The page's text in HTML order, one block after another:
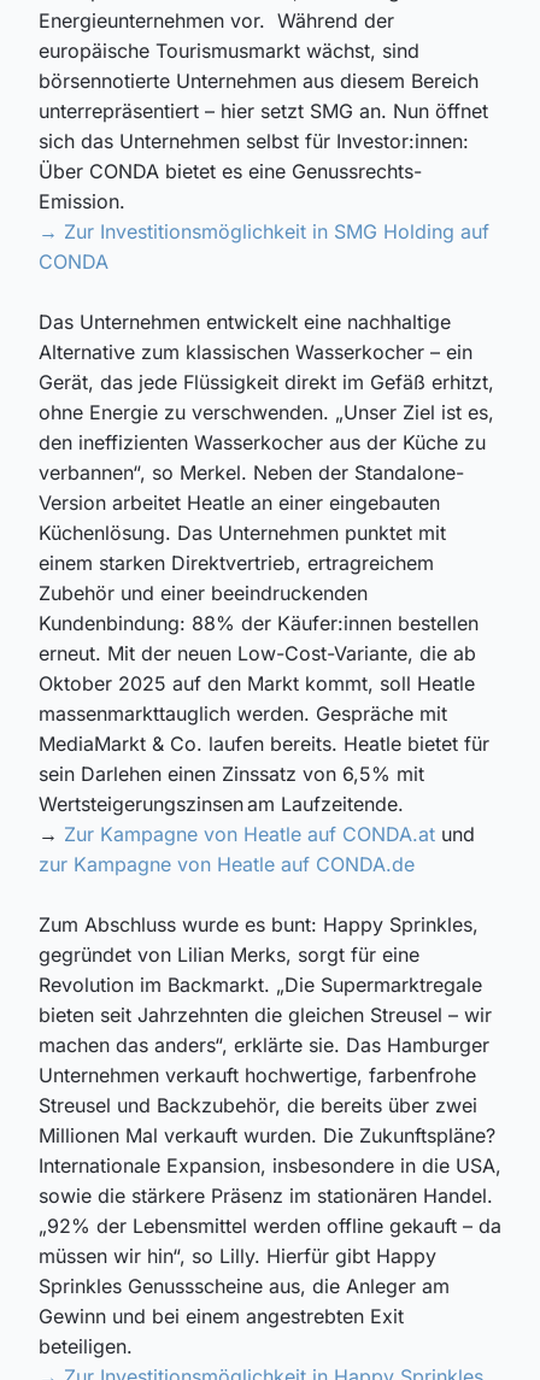
Energieunternehmen vor. Während der
europäische Tourismusmarkt wächst, sind
börsennotierte Unternehmen aus diesem Bereich
unterrepräsentiert – hier setzt SMG an. Nun öffnet
sich das Unternehmen selbst für Investor:innen:
Über CONDA bietet es eine Genussrechts-
Emission.
→ Zur Investitionsmöglichkeit in SMG Holding auf
CONDA
Das Unternehmen entwickelt eine nachhaltige
Alternative zum klassischen Wasserkocher – ein
Gerät, das jede Flüssigkeit direkt im Gefäß erhitzt,
ohne Energie zu verschwenden. „Unser Ziel ist es,
den ineffizienten Wasserkocher aus der Küche zu
verbannen“, so Merkel. Neben der Standalone-
Version arbeitet Heatle an einer eingebauten
Küchenlösung. Das Unternehmen punktet mit
einem starken Direktvertrieb, ertragreichem
Zubehör und einer beeindruckenden
Kundenbindung: 88% der Käufer:innen bestellen
erneut. Mit der neuen Low-Cost-Variante, die ab
Oktober 2025 auf den Markt kommt, soll Heatle
massenmarkttauglich werden. Gespräche mit
MediaMarkt & Co. laufen bereits. Heatle bietet für
sein Darlehen einen Zinssatz von 6,5% mit
Wertsteigerungszinsen am Laufzeitende.
→ Zur Kampagne von Heatle auf CONDA.at und
zur Kampagne von Heatle auf CONDA.de
Zum Abschluss wurde es bunt: Happy Sprinkles,
gegründet von Lilian Merks, sorgt für eine
Revolution im Backmarkt. „Die Supermarktregale
bieten seit Jahrzehnten die gleichen Streusel – wir
machen das anders“, erklärte sie. Das Hamburger
Unternehmen verkauft hochwertige, farbenfrohe
Streusel und Backzubehör, die bereits über zwei
Millionen Mal verkauft wurden. Die Zukunftspläne?
Internationale Expansion, insbesondere in die USA,
sowie die stärkere Präsenz im stationären Handel.
„92% der Lebensmittel werden offline gekauft – da
müssen wir hin“, so Lilly. Hierfür gibt Happy
Sprinkles Genussscheine aus, die Anleger am
Gewinn und bei einem angestrebten Exit
beteiligen.